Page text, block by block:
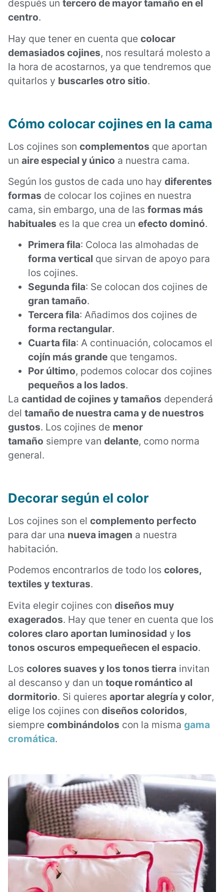
después un tercero de mayor tamaño en el
centro.
Hay que tener en cuenta que colocar
demasiados cojines, nos resultará molesto a
la hora de acostarnos, ya que tendremos que
quitarlos y buscarles otro sitio.
Cómo colocar cojines en la cama
Los cojines son complementos que aportan
un aire especial y único a nuestra cama.
Según los gustos de cada uno hay diferentes
formas de colocar los cojines en nuestra
cama, sin embargo, una de las formas más
habituales es la que crea un efecto dominó.
Primera fila: Coloca las almohadas de
forma vertical que sirvan de apoyo para
los cojines.
Segunda fila: Se colocan dos cojines de
gran tamaño.
Tercera fila: Añadimos dos cojines de
forma rectangular.
Cuarta fila: A continuación, colocamos el
cojín más grande que tengamos.
Por último, podemos colocar dos cojines
pequeños a los lados.
La cantidad de cojines y tamaños dependerá
del tamaño de nuestra cama y de nuestros
gustos. Los cojines de menor
tamaño siempre van delante, como norma
general.
Decorar según el color
Los cojines son el complemento perfecto
para dar una nueva imagen a nuestra
habitación.
Podemos encontrarlos de todo los colores,
textiles y texturas.
Evita elegir cojines con diseños muy
exagerados. Hay que tener en cuenta que los
colores claro aportan luminosidad y los
tonos oscuros empequeñecen el espacio.
Los colores suaves y los tonos tierra invitan
al descanso y dan un toque romántico al
dormitorio. Si quieres aportar alegría y color,
elige los cojines con diseños coloridos,
siempre combinándolos con la misma gama
cromática.